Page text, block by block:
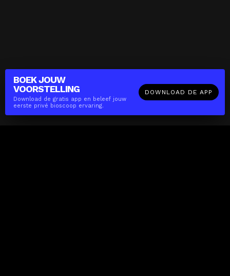
BOEK JOUW
VOORSTELLING
Download de gratis app en beleef jouw
eerste privé bioscoop ervaring.
DOWNLOAD DE APP